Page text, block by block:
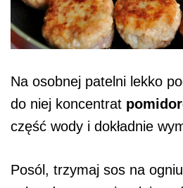
Na osobnej patelni lekko
do niej koncentrat
część wody i dokładnie
Posól, trzymaj sos na